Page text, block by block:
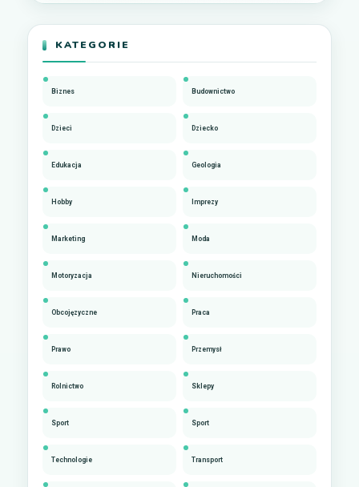
KATEGORIE
Biznes Budownictwo
Dzieci Dziecko
Edukacja Geologia
Hobby Imprezy
Marketing Moda
Motoryzacja Nieruchomości
Obcojęzyczne Praca
Prawo Przemysł
Rolnictwo Sklepy
Sport Sport
Technologie Transport